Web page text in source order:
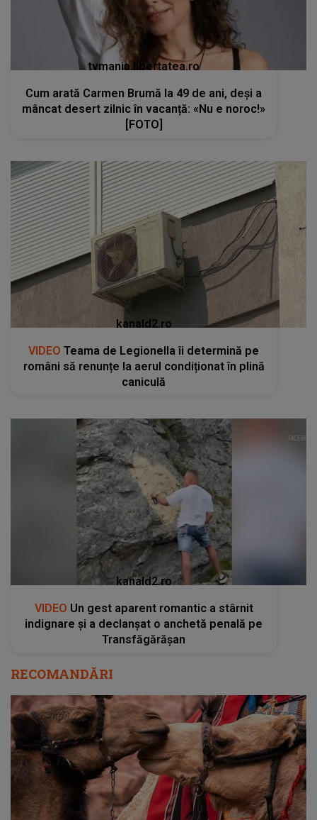
tvmania.libertatea.ro
Cum arată Carmen Brumă la 49 de ani, deși a
mâncat desert zilnic în vacanță: «Nu e noroc!»
[FOTO]
kanald2.ro
VIDEO Teama de Legionella îi determină pe
români să renunțe la aerul condiționat în plină
caniculă
kanald2.ro
VIDEO Un gest aparent romantic a stârnit
indignare și a declanșat o anchetă penală pe
Transfăgărășan
RECOMANDĂRI